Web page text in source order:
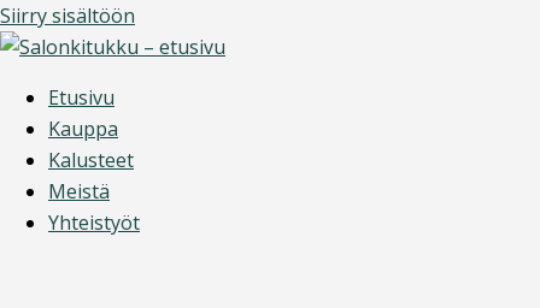
Siirry sisältöön
Etusivu
Kauppa
Kalusteet
Meistä
Yhteistyöt